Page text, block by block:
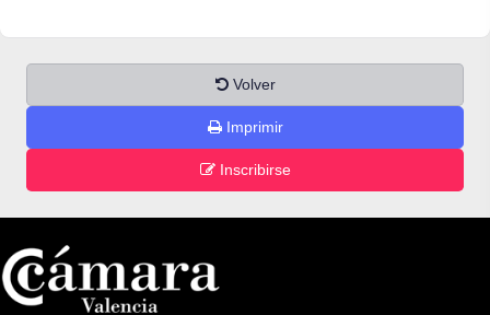
Volver
Imprimir
Inscribirse